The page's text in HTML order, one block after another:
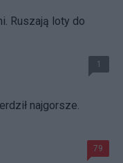
Ruszają loty do
1
najgorsze.
79